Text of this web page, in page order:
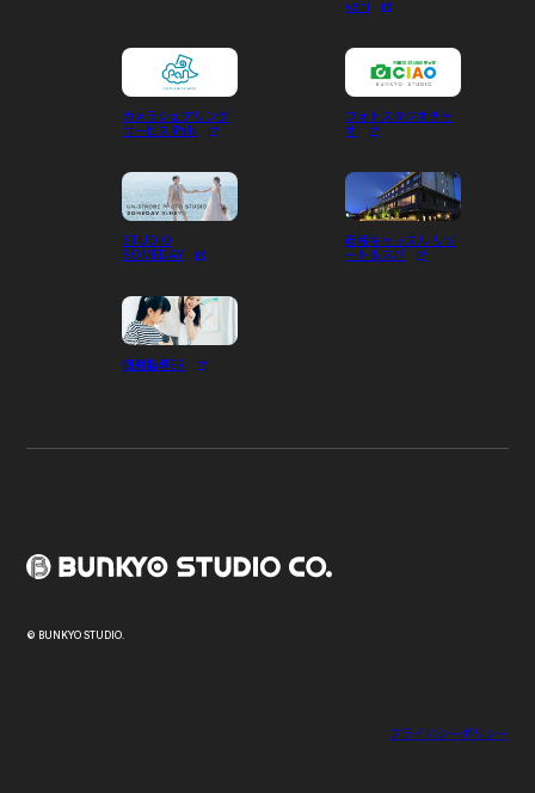
veni
カメラシェアリング
サービス PaN
フォトスタジオチャ
オ
STUDIO
SOMEDAY
彦根キャッスル リゾ
ート＆スパ
個別指導ER
© BUNKYO STUDIO.
プライバシーポリシー